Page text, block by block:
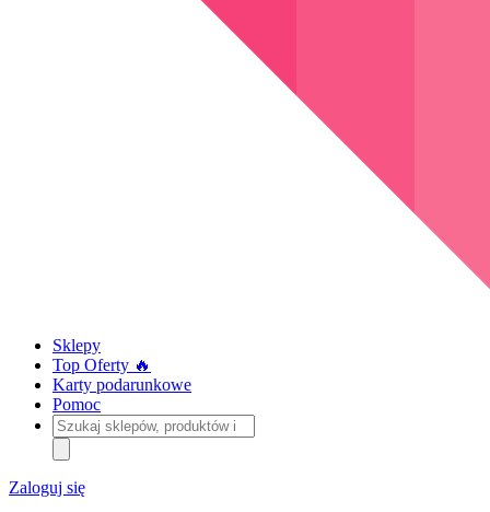
Sklepy
Top Oferty 🔥
Karty podarunkowe
Pomoc
Szukaj
sklepów,
produktów
i
kategorii
Zaloguj się